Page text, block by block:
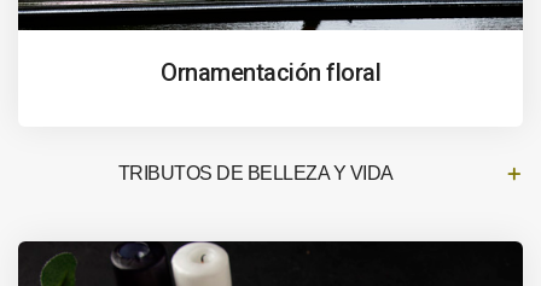
Ornamentación floral
TRIBUTOS DE BELLEZA Y VIDA